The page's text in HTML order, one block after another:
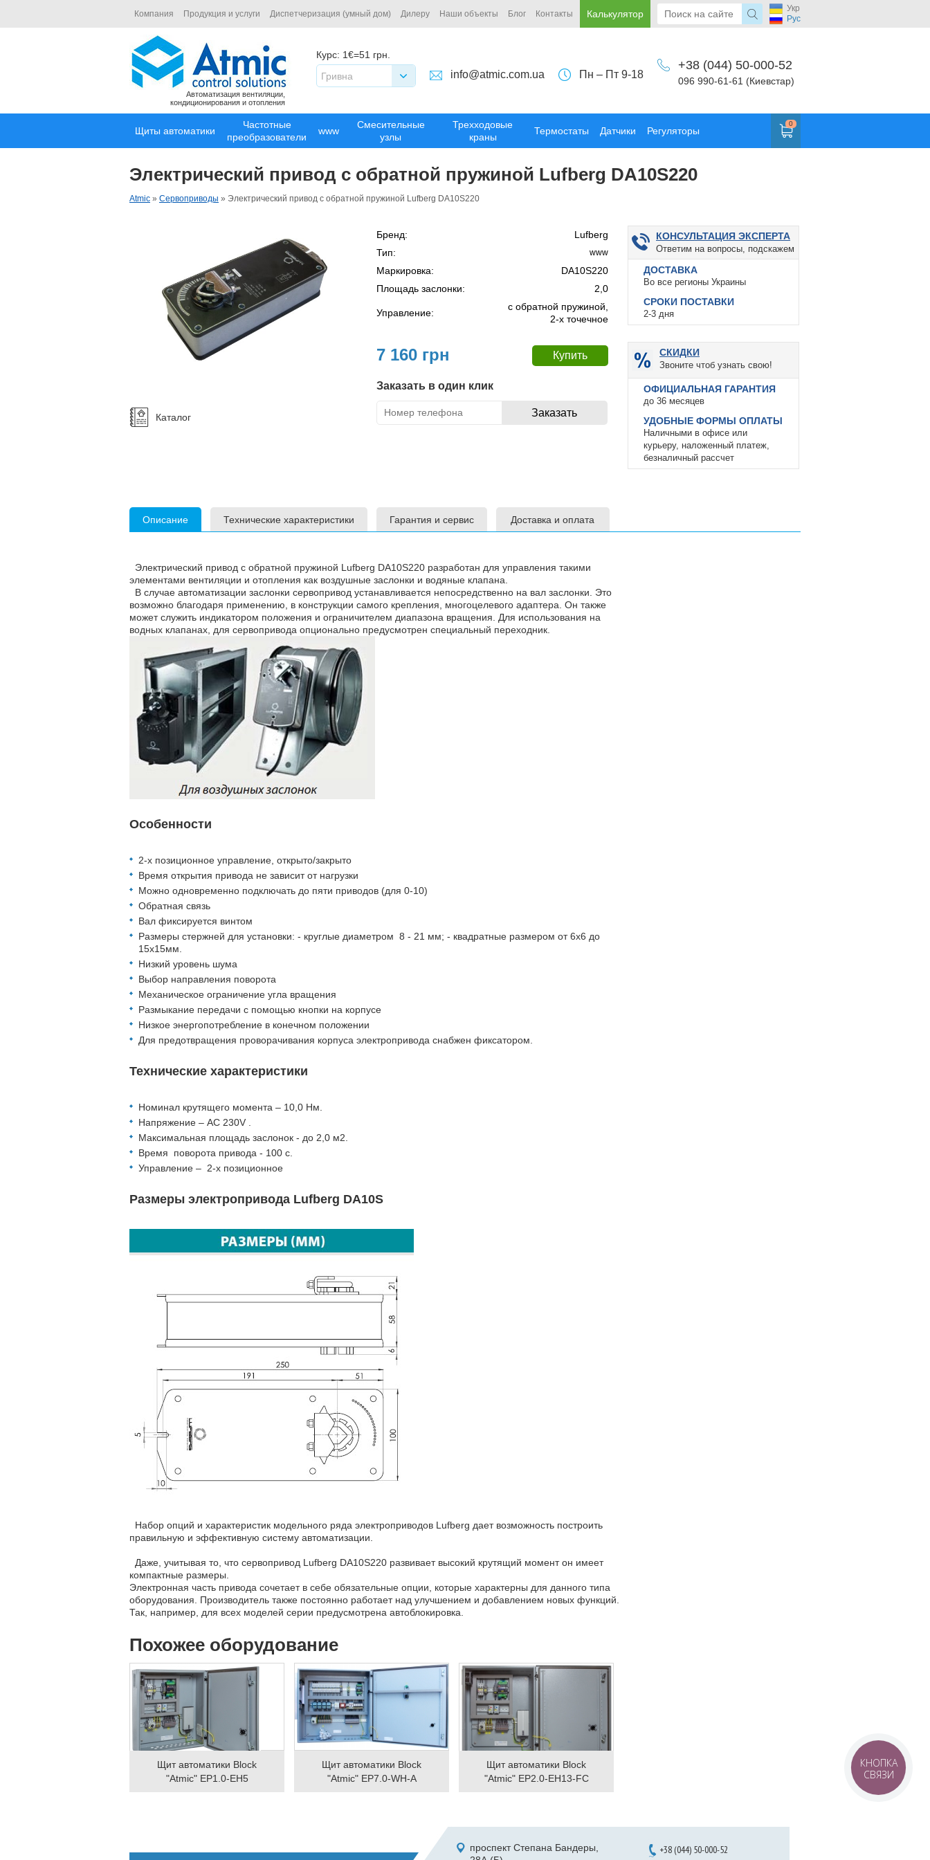
Компания Продукция и услуги Диспетчеризация (умный дом) Дилеру Наши объекты Блог Контакты Калькулятор
Укр
Рус
Автоматизация вентиляции,
кондиционирования и отопления
Курс: 1€=51 грн.
Гривна
info@atmic.com.ua Пн – Пт 9-18
+38 (044) 50-000-52
096 990-61-61 (Киевстар)
Щиты автоматики
Частотные
преобразователи
www
Смесительные
узлы
Трехходовые
краны
Термостаты Датчики Регуляторы
0
Электрический привод с обратной пружиной Lufberg DA10S220
Atmic » Сервоприводы » Электрический привод с обратной пружиной Lufberg DA10S220
Каталог
Бренд:
Lufberg
Тип:
www
Маркировка:
DA10S220
Площадь заслонки:
2,0
Управление:
c обратной пружиной,
2-х точечное
7 160 грн
Заказать в один клик
КОНСУЛЬТАЦИЯ ЭКСПЕРТА
Ответим на вопросы, подскажем
ДОСТАВКА
Во все регионы Украины
СРОКИ ПОСТАВКИ
2-3 дня
СКИДКИ
Звоните чтоб узнать свою!
ОФИЦИАЛЬНАЯ ГАРАНТИЯ
до 36 месяцев
УДОБНЫЕ ФОРМЫ ОПЛАТЫ
Наличными в офисе или
курьеру, наложенный платеж,
безналичный рассчет
Описание Технические характеристики Гарантия и сервис Доставка и оплата
Электрический привод c обратной пружиной Lufberg DA10S220 разработан для управления такими
элементами вентиляции и отопления как воздушные заслонки и водяные клапана.
В случае автоматизации заслонки сервопривод устанавливается непосредственно на вал заслонки. Это
возможно благодаря применению, в конструкции самого крепления, многоцелевого адаптера. Он также
может служить индикатором положения и ограничителем диапазона вращения. Для использования на
водных клапанах, для сервопривода опционально предусмотрен специальный переходник.
Особенности
2-х позиционное управление, открыто/закрыто
Время открытия привода не зависит от нагрузки
Можно одновременно подключать до пяти приводов (для 0-10)
Обратная связь
Вал фиксируется винтом
Размеры стержней для установки: - круглые диаметром 8 - 21 мм; - квадратные размером от 6х6 до
15х15мм.
Низкий уровень шума
Выбор направления поворота
Механическое ограничение угла вращения
Размыкание передачи с помощью кнопки на корпусе
Низкое энергопотребление в конечном положении
Для предотвращения проворачивания корпуса электропривода снабжен фиксатором.
Технические характеристики
Номинал крутящего момента – 10,0 Hм.
Напряжение – AC 230V .
Максимальная площадь заслонок - до 2,0 м2.
Время поворота привода - 100 с.
Управление – 2-х позиционное
Размеры электропривода Lufberg DA10S
Набор опций и характеристик модельного ряда электроприводов Lufberg дает возможность построить
правильную и эффективную систему автоматизации.
Даже, учитывая то, что сервопривод Lufberg DA10S220 развивает высокий крутящий момент он имеет
компактные размеры.
Электронная часть привода сочетает в себе обязательные опции, которые характерны для данного типа
оборудования. Производитель также постоянно работает над улучшением и добавлением новых функций.
Так, например, для всех моделей серии предусмотрена автоблокировка.
Похожее оборудование
Щит автоматики Block
"Atmic" EP1.0-EH5
Щит автоматики Block
"Atmic" EP7.0-WH-A
Щит автоматики Block
"Atmic" EP2.0-EH13-FC
проспект Степана Бандеры,
+38 (044) 50-000-52
КНОПКА
СВЯЗИ